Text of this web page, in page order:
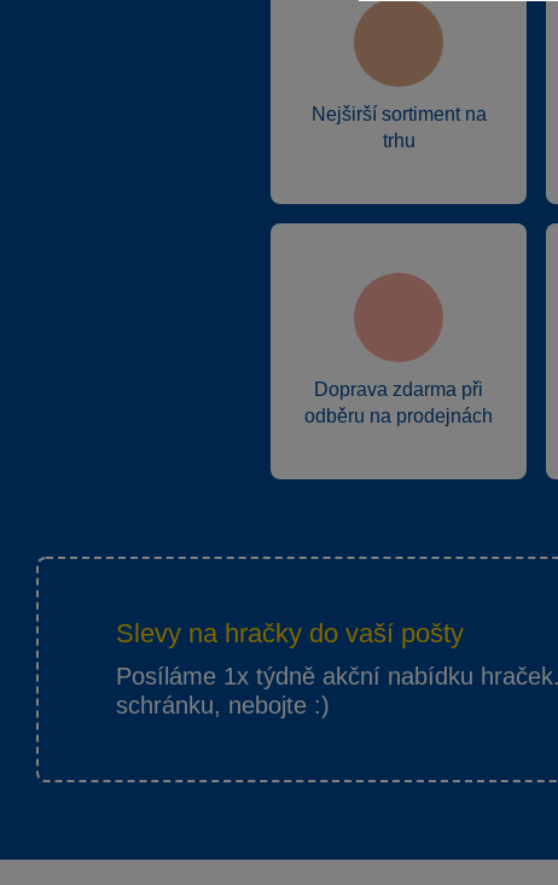
Nejširší sortiment na
trhu
Doprava zdarma při
odběru na prodejnách
Slevy na hračky do vaší pošty
Posíláme 1x týdně akční nabídku
schránku, nebojte :)